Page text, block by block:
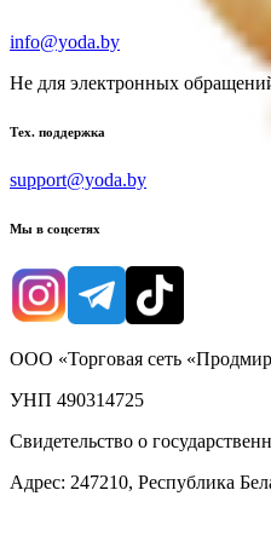
info@yoda.by
Не для электронных
Тех. поддержка
support@yoda.by
Мы в соцсетях
ООО «Торговая сеть
УНП 490314725
Свидетельство о
Адрес: 247210, Республика